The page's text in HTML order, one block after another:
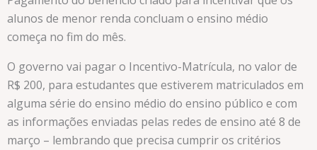
alunos de menor renda concluam o ensino médio
começa no fim do mês.
O governo vai pagar o Incentivo-Matrícula, no valor de
R$ 200, para estudantes que estiverem matriculados em
alguma série do ensino médio do ensino público e com
as informações enviadas pelas redes de ensino até 8 de
março – lembrando que precisa cumprir os critérios